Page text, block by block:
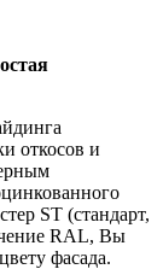
откосов и
ST (стандарт,
RAL, Вы
фасада.